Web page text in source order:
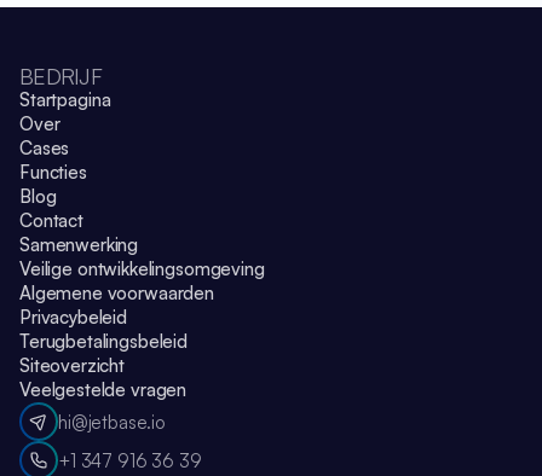
BEDRIJF
Startpagina
Over
Cases
Functies
Blog
Contact
Samenwerking
Veilige ontwikkelingsomgeving
Algemene voorwaarden
Privacybeleid
Terugbetalingsbeleid
Siteoverzicht
Veelgestelde vragen
hi@jetbase.io
+1 347 916 36 39